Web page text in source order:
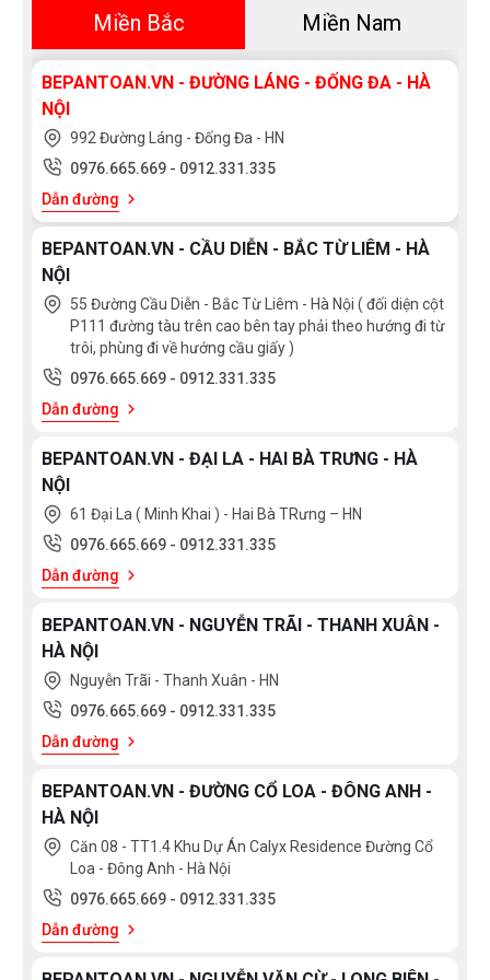
nghệ Nano tĩnh điện chống bám bẩn, chầy xước, giữ
được độ sáng bóng lâu bền.
+ Van đĩa được làm bằng sứ chống bám bẩn khóa
nước, đĩa sứ điều chỉnh nước bên trong lõi sen có bề
mặt siêu mịn, chuyển chế độ xả nước mượt mà linh
hoạt. Các lỗ xả nước được làm bằng cao su có độ bền
cao và dễ dàng vệ sinh
+ Công nghệ Warm spa sẽ tạo ra dòng nước ấm áp
hơn nhờ hạn chế việc thoát nhiệt. Dòng chảy nhẹ nhàng
giúp ngăn chặn quá trình tản nhiệt. Nước ôm lấy và
nhanh chóng làm ấm cơ thể. Chức năng này không chỉ
được tích hợp ở sen cây mà cả ở sen tắm cầm tay,
thích hợp cho những lúc bạn thật sự cần thư giãn, hay
trước khi ngủ.
+ Bát sen thường có diện tích rộng để tạo dòng chảy
trong bát sen. Nhằm tạo thêm tính năng cho bát sen
cũng như tăng cảm giác thoải mái cho người dùng. Từ
đó tốc độ dòng chảy được kiểm soát bên trong bát
sen, tạo ra dòng nước như thác đổ nhẹ nhàng, sang
trọng mà không văng quá mạnh tạo cảm giác thoải
mái cho người dùng nhiều nhất.
+ Công nghệ Air in (Dòng nước ngậm khí)
Bát sen bổ sung khí vào nước mang lại trải nghiệm
tắm thú vị hơn, khiến dòng nước mạnh mẽ nhưng
không làm tăng lượng nước sử dụng.
Miền Bắc Miền Nam
BEPANTOAN.VN - ĐƯỜNG LÁNG - ĐỐNG ĐA - HÀ
NỘI
992 Đường Láng - Đống Đa - HN
0976.665.669 - 0912.331.335
Dẫn đường
BEPANTOAN.VN - CẦU DIỄN - BẮC TỪ LIÊM - HÀ
NỘI
55 Đường Cầu Diễn - Bắc Từ Liêm - Hà Nội ( đối diện cột
P111 đường tàu trên cao bên tay phải theo hướng đi từ
trôi, phùng đi về hướng cầu giấy )
0976.665.669 - 0912.331.335
Dẫn đường
BEPANTOAN.VN - ĐẠI LA - HAI BÀ TRƯNG - HÀ
NỘI
61 Đại La ( Minh Khai ) - Hai Bà TRưng – HN
0976.665.669 - 0912.331.335
Dẫn đường
BEPANTOAN.VN - NGUYỄN TRÃI - THANH XUÂN -
HÀ NỘI
Nguyễn Trãi - Thanh Xuân - HN
0976.665.669 - 0912.331.335
Dẫn đường
BEPANTOAN.VN - ĐƯỜNG CỔ LOA - ĐÔNG ANH -
HÀ NỘI
Căn 08 - TT1.4 Khu Dự Án Calyx Residence Đường Cổ
Loa - Đông Anh - Hà Nội
0976.665.669 - 0912.331.335
Dẫn đường